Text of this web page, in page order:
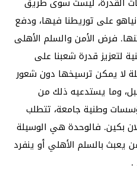
على توريطنا فيها، ودفع
فرض الأمن والسلم الأهلى
لتعزيز قدرة شعبنا على
لا يمكن ترسيخها دون شعور
وما يستدعيه ذلك من
وطنية جامعة، تتطلب
بكين. فالوحدة هي الوسيلة
يعبث بالسلم الأهلي أو ينفرد
.